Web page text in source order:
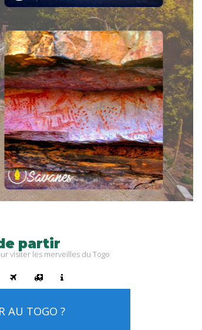
Région des Savanes
Superficie :
8.688 Km²
Population :
828.224 hbts
Chef-lieu :
Dapaong
Nombre de ville :
2
Nombre de site :
15
partir
visiter les merveilles du Togo
AU TOGO ?